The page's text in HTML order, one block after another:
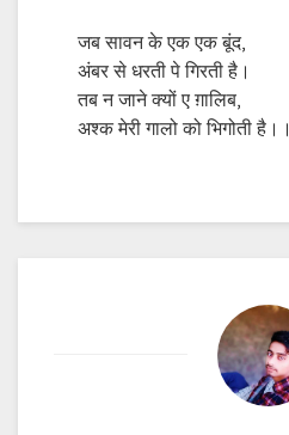
जब सावन के एक एक बूंद,
अंबर से धरती पे गिरती है।
तब न जाने क्यों ए ग़ालिब,
अश्क मेरी गालो को भिगोती है।।